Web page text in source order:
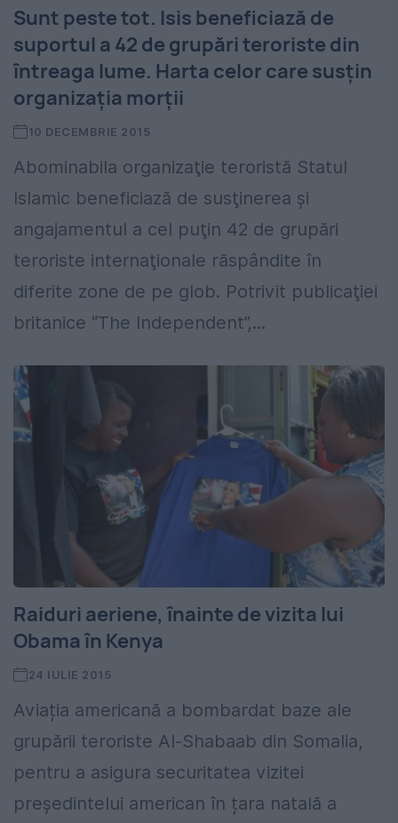
Sunt peste tot. Isis beneficiază de
suportul a 42 de grupări teroriste din
întreaga lume. Harta celor care susţin
organizaţia morţii
10 DECEMBRIE 2015
Abominabila organizaţie teroristă Statul
Islamic beneficiază de susţinerea şi
angajamentul a cel puţin 42 de grupări
teroriste internaţionale răspândite în
diferite zone de pe glob. Potrivit publicaţiei
britanice “The Independent”,...
Raiduri aeriene, înainte de vizita lui
Obama în Kenya
24 IULIE 2015
Aviația americană a bombardat baze ale
grupării teroriste Al-Shabaab din Somalia,
pentru a asigura securitatea vizitei
președintelui american în țara natală a